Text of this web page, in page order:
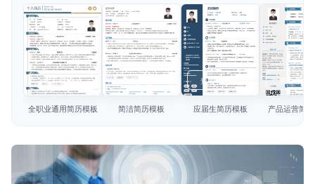
面试自我介绍
AI 职场工具 New
简历模板
简历教程
查看模板
全职业通用简历模板
查看模板
简洁简历模板
查看模板
应届生简历模板
查看模板
产品运营简